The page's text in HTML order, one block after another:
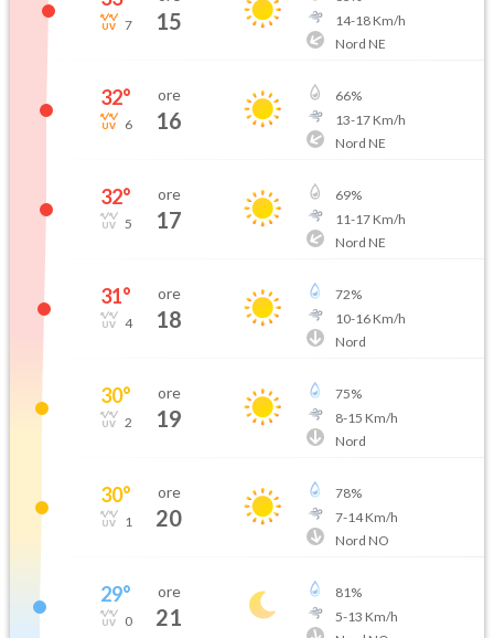
7 15
14-18Km/h
Nord NE
32°
6
ore
16
66%
13-17Km/h
Nord NE
32°
5
ore
17
69%
11-17Km/h
Nord NE
31°
4
ore
18
72%
10-16Km/h
Nord
30°
2
ore
19
75%
8-15 Km/h
Nord
30°
1
ore
20
78%
7-14Km/h
Nord NO
29°
0
ore
21
81%
5-13 Km/h